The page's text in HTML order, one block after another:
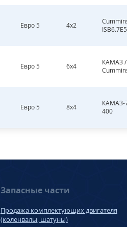
Евро 5 4х2
Евро 5 6х4
КАМАЗ /
Евро 5 8х4
КАМАЗ-
400
Запасные части
Продажа комплектующих двигателя
(коленвалы, шатуны)